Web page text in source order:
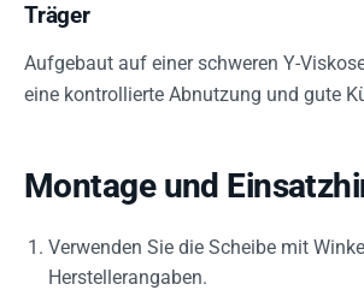
Träger
Aufgebaut auf einer schweren Y-
eine kontrollierte Abnutzung und gute
Montage und
Verwenden Sie die Scheibe mit
Herstellerangaben.